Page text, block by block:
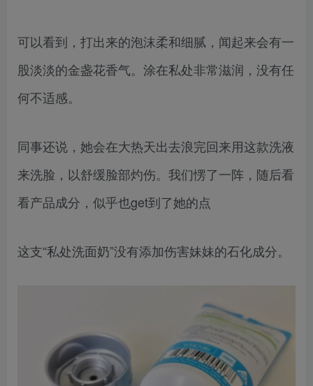
可以看到，打出来的泡沫柔和细腻，闻起来会有一
股淡淡的金盏花香气。涂在私处非常滋润，没有任
何不适感。
同事还说，她会在大热天出去浪完回来用这款洗液
来洗脸，以舒缓脸部灼伤。我们愣了一阵，随后看
看产品成分，似乎也get到了她的点
这支“私处洗面奶”没有添加伤害妹妹的石化成分。